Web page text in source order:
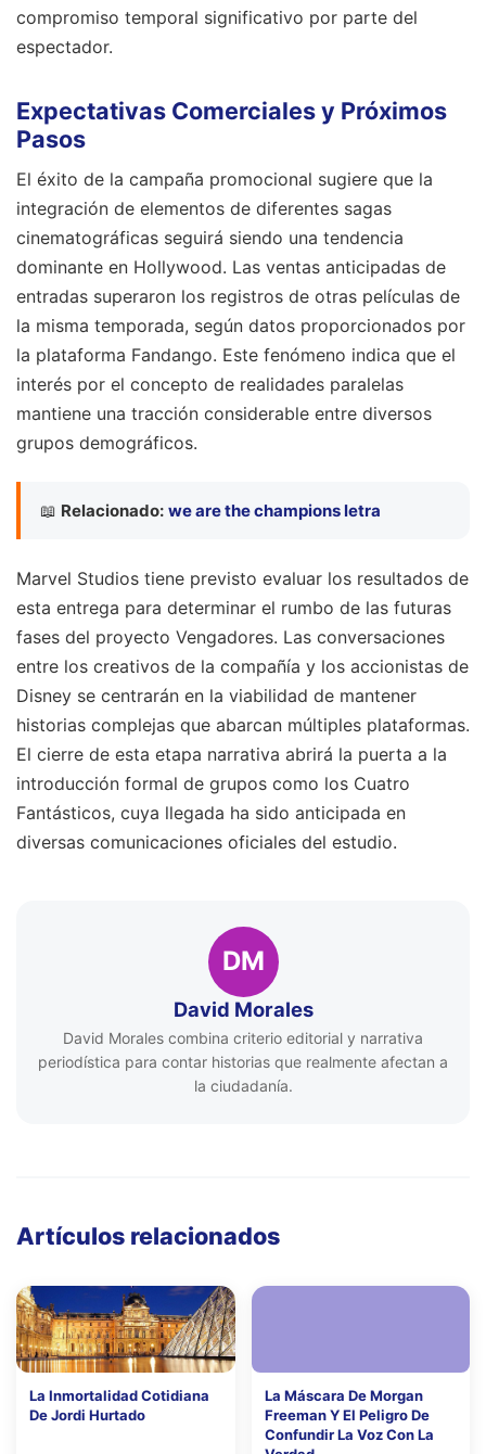
compromiso temporal significativo por parte del
espectador.
Expectativas Comerciales y Próximos
Pasos
El éxito de la campaña promocional sugiere que la
integración de elementos de diferentes sagas
cinematográficas seguirá siendo una tendencia
dominante en Hollywood. Las ventas anticipadas de
entradas superaron los registros de otras películas de
la misma temporada, según datos proporcionados por
la plataforma Fandango. Este fenómeno indica que el
interés por el concepto de realidades paralelas
mantiene una tracción considerable entre diversos
grupos demográficos.
📖 Relacionado: we are the champions letra
Marvel Studios tiene previsto evaluar los resultados de
esta entrega para determinar el rumbo de las futuras
fases del proyecto Vengadores. Las conversaciones
entre los creativos de la compañía y los accionistas de
Disney se centrarán en la viabilidad de mantener
historias complejas que abarcan múltiples plataformas.
El cierre de esta etapa narrativa abrirá la puerta a la
introducción formal de grupos como los Cuatro
Fantásticos, cuya llegada ha sido anticipada en
diversas comunicaciones oficiales del estudio.
DM
David Morales
David Morales combina criterio editorial y narrativa
periodística para contar historias que realmente afectan a
la ciudadanía.
Artículos relacionados
La Inmortalidad Cotidiana
De Jordi Hurtado
La Máscara De Morgan
Freeman Y El Peligro De
Confundir La Voz Con La